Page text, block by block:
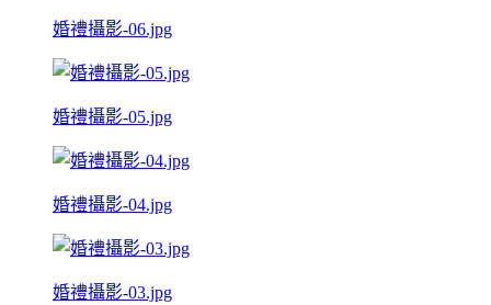
婚禮攝影-06.jpg
婚禮攝影-05.jpg
婚禮攝影-04.jpg
婚禮攝影-03.jpg